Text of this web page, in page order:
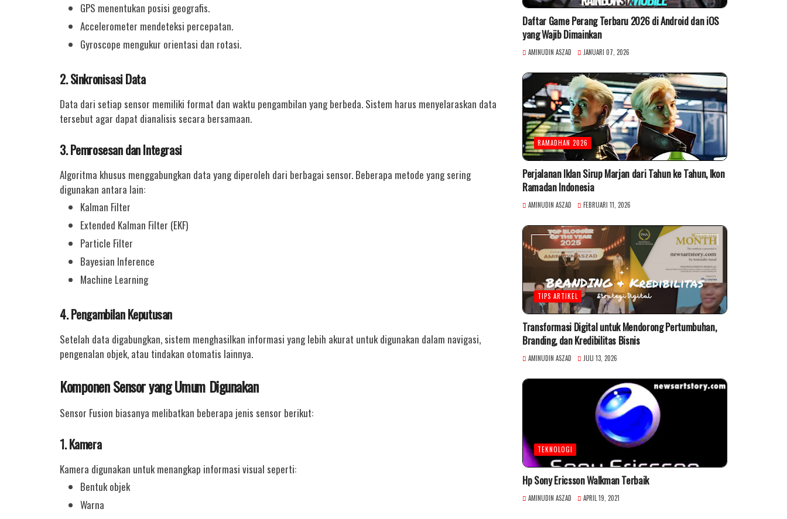
GPS menentukan posisi geografis.
Accelerometer mendeteksi percepatan.
Gyroscope mengukur orientasi dan rotasi.
2. Sinkronisasi Data
Data dari setiap sensor memiliki format dan waktu pengambilan yang berbeda. Sistem harus menyelaraskan data
tersebut agar dapat dianalisis secara bersamaan.
3. Pemrosesan dan Integrasi
Algoritma khusus menggabungkan data yang diperoleh dari berbagai sensor. Beberapa metode yang sering
digunakan antara lain:
Kalman Filter
Extended Kalman Filter (EKF)
Particle Filter
Bayesian Inference
Machine Learning
4. Pengambilan Keputusan
Setelah data digabungkan, sistem menghasilkan informasi yang lebih akurat untuk digunakan dalam navigasi,
pengenalan objek, atau tindakan otomatis lainnya.
Komponen Sensor yang Umum Digunakan
Sensor Fusion biasanya melibatkan beberapa jenis sensor berikut:
1. Kamera
Kamera digunakan untuk menangkap informasi visual seperti:
Bentuk objek
Warna
Daftar Game Perang Terbaru 2026 di Android dan iOS
yang Wajib Dimainkan
AMINUDIN ASZAD JANUARI 07, 2026
RAMADHAN 2026
Perjalanan Iklan Sirup Marjan dari Tahun ke Tahun, Ikon
Ramadan Indonesia
AMINUDIN ASZAD FEBRUARI 11, 2026
TIPS ARTIKEL
Transformasi Digital untuk Mendorong Pertumbuhan,
Branding, dan Kredibilitas Bisnis
AMINUDIN ASZAD JULI 13, 2026
TEKNOLOGI
Hp Sony Ericsson Walkman Terbaik
AMINUDIN ASZAD APRIL 19, 2021